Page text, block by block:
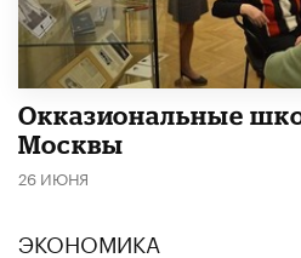
​Окказиональные
Москвы
26 ИЮНЯ
ЭКОНОМИКА